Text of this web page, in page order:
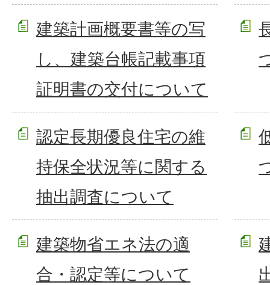
建築計画概要書等の写
し、建築台帳記載事項
証明書の交付について
認定長期優良住宅の維
持保全状況等に関する
抽出調査について
建築物省エネ法の適
合・認定等について